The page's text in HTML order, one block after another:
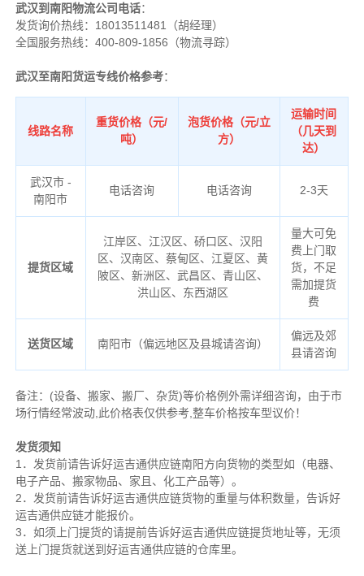
武汉到南阳物流公司电话：
发货询价热线： 18013511481（胡经理）
全国服务热线：400-809-1856（物流寻踪）
武汉至南阳货运专线价格参考：
线路名称
重货价格（元/
吨）
泡货价格（元/立
方）
运输时间
（几天到
达）
武汉市 -
南阳市
电话咨询 电话咨询 2-3天
提货区域
江岸区、江汉区、硚口区、汉阳
区、汉南区、蔡甸区、江夏区、黄
陂区、新洲区、武昌区、青山区、
洪山区、东西湖区
量大可免
费上门取
货，不足
需加提货
费
送货区域 南阳市（偏远地区及县城请咨询）
偏远及郊
县请咨询
备注： (设备、搬家、搬厂、杂货)等价格例外需详细咨询，由于市
场行情经常波动,此价格表仅供参考,整车价格按车型议价！
发货须知
1．发货前请告诉好运吉通供应链南阳方向货物的类型如（电器、
电子产品、搬家物品、家且、化工产品等）。
2．发货前请告诉好运吉通供应链货物的重量与体积数量，告诉好
运吉通供应链才能报价。
3．如须上门提货的请提前告诉好运吉通供应链提货地址等，无须
送上门提货就送到好运吉通供应链的仓库里。